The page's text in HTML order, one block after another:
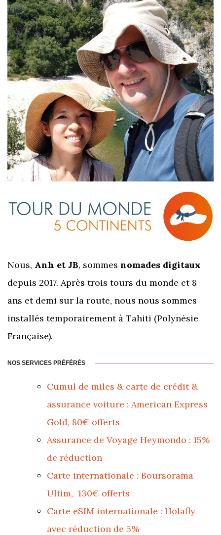
Nous, Anh et JB, sommes nomades digitaux
depuis 2017. Après trois tours du monde et 8
ans et demi sur la route, nous nous sommes
installés temporairement à Tahiti (Polynésie
Française).
NOS SERVICES PRÉFÉRÉS
Cumul de miles & carte de crédit &
assurance voiture : American Express
Gold, 80€ offerts
Assurance de Voyage Heymondo : 15%
de réduction
Carte internationale : Boursorama
Ultim, 130€ offerts
Carte eSIM internationale : Holafly
avec réduction de 5%